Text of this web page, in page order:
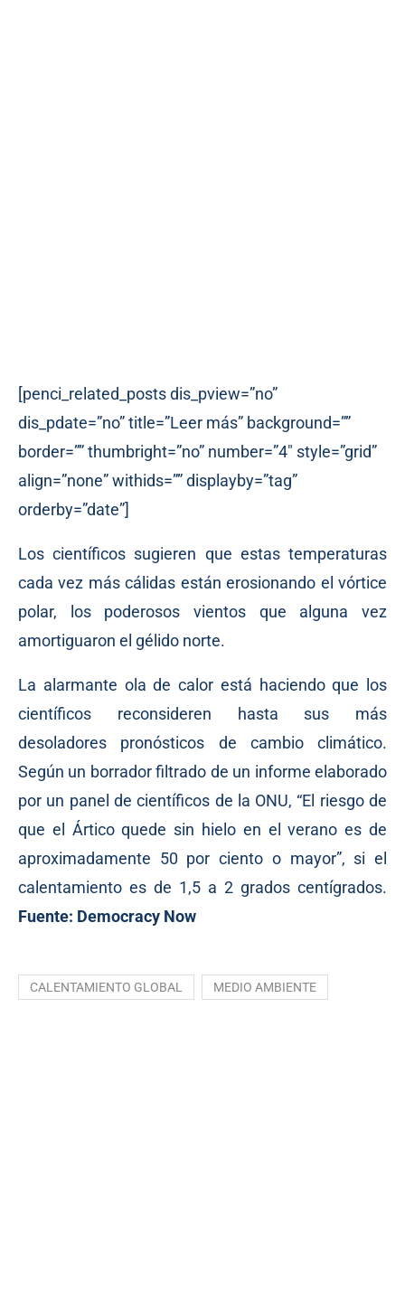
[penci_related_posts dis_pview=”no”
dis_pdate=”no” title=”Leer más” background=””
border=”” thumbright=”no” number=”4″ style=”grid”
align=”none” withids=”” displayby=”tag”
orderby=”date”]
Los científicos sugieren que estas temperaturas
cada vez más cálidas están erosionando el vórtice
polar, los poderosos vientos que alguna vez
amortiguaron el gélido norte.
La alarmante ola de calor está haciendo que los
científicos reconsideren hasta sus más
desoladores pronósticos de cambio climático.
Según un borrador filtrado de un informe elaborado
por un panel de científicos de la ONU, “El riesgo de
que el Ártico quede sin hielo en el verano es de
aproximadamente 50 por ciento o mayor”, si el
calentamiento es de 1,5 a 2 grados centígrados.
Fuente: Democracy Now
CALENTAMIENTO GLOBAL MEDIO AMBIENTE